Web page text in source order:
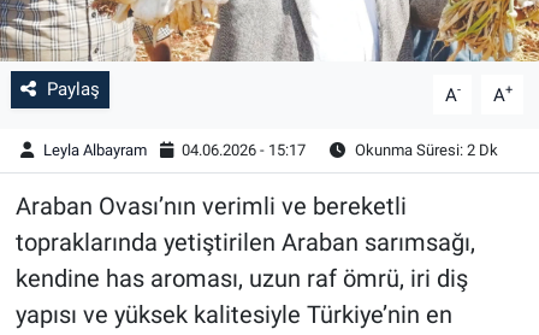
Paylaş A- A+
Leyla Albayram 04.06.2026 - 15:17 Okunma Süresi: 2 Dk
Araban Ovası’nın verimli ve bereketli
topraklarında yetiştirilen Araban sarımsağı,
kendine has aroması, uzun raf ömrü, iri diş
yapısı ve yüksek kalitesiyle Türkiye’nin en